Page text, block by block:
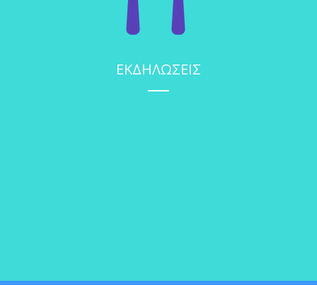
ΕΚΔΗΛΩΣΕΙΣ